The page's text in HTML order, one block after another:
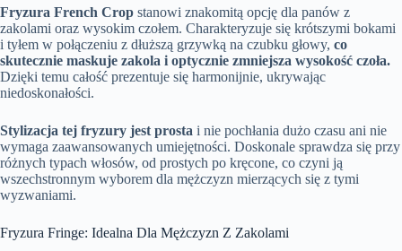
Fryzura French Crop stanowi znakomitą opcję dla panów z
zakolami oraz wysokim czołem. Charakteryzuje się krótszymi bokami
i tyłem w połączeniu z dłuższą grzywką na czubku głowy, co
skutecznie maskuje zakola i optycznie zmniejsza wysokość czoła.
Dzięki temu całość prezentuje się harmonijnie, ukrywając
niedoskonałości.
Stylizacja tej fryzury jest prosta i nie pochłania dużo czasu ani nie
wymaga zaawansowanych umiejętności. Doskonale sprawdza się przy
różnych typach włosów, od prostych po kręcone, co czyni ją
wszechstronnym wyborem dla mężczyzn mierzących się z tymi
wyzwaniami.
Fryzura Fringe: Idealna Dla Mężczyzn Z Zakolami